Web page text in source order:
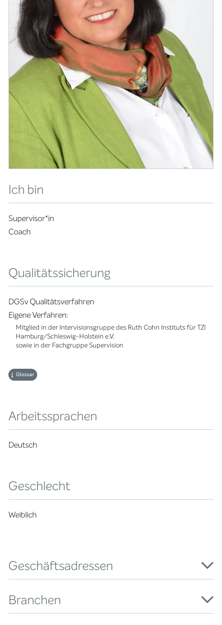
Ich bin
Supervisor*in
Coach
Qualitätssicherung
DGSv Qualitätsverfahren
Eigene Verfahren:
Mitglied in der Intervisionsgruppe des Ruth Cohn Instituts für TZI
Hamburg/Schleswig-Holstein e.V.
sowie in der Fachgruppe Supervision
Glossar
Arbeitssprachen
Deutsch
Geschlecht
Weiblich
Geschäftsadressen
Branchen